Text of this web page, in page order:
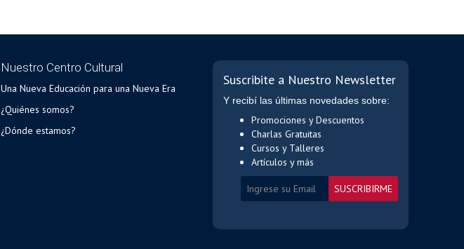
Nuestro Centro Cultural
Una Nueva Educación para una Nueva Era
¿Quiénes somos?
¿Dónde estamos?
Suscribite a Nuestro Newsletter
Y recibí las últimas novedades sobre:
Promociones y Descuentos
Charlas Gratuitas
Cursos y Talleres
Artículos y más